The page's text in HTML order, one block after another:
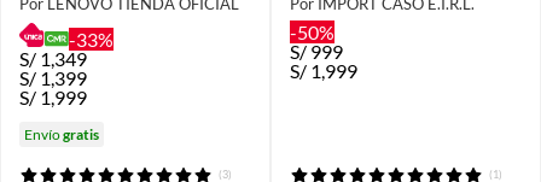
-33%
S/ 1,349
S/ 1,399
S/ 1,999
Envíogratis
(3)
-50%
S/999
S/ 1,999
(1)